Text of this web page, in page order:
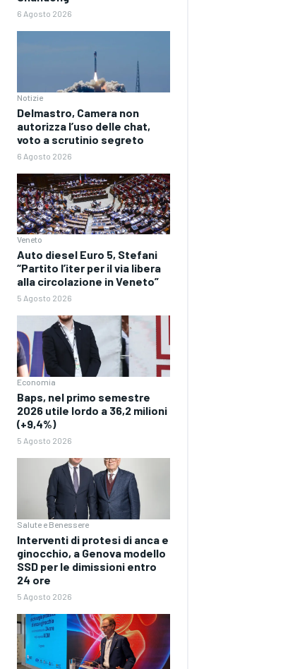
6 Agosto 2026
Notizie
Delmastro, Camera non
autorizza l’uso delle chat,
voto a scrutinio segreto
6 Agosto 2026
Veneto
Auto diesel Euro 5, Stefani
“Partito l’iter per il via libera
alla circolazione in Veneto”
5 Agosto 2026
Economia
Baps, nel primo semestre
2026 utile lordo a 36,2 milioni
(+9,4%)
5 Agosto 2026
Salute e Benessere
Interventi di protesi di anca e
ginocchio, a Genova modello
SSD per le dimissioni entro
24 ore
5 Agosto 2026